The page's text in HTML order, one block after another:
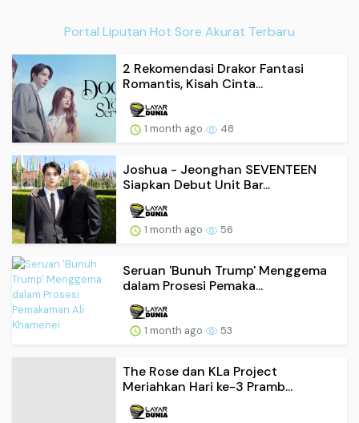
Portal Liputan Hot Sore Akurat Terbaru
2 Rekomendasi Drakor Fantasi
Romantis, Kisah Cinta...
1 month ago 48
Joshua - Jeonghan SEVENTEEN
Siapkan Debut Unit Bar...
1 month ago 56
Seruan 'Bunuh Trump' Menggema
dalam Prosesi Pemaka...
1 month ago 53
The Rose dan KLa Project
Meriahkan Hari ke-3 Pramb...